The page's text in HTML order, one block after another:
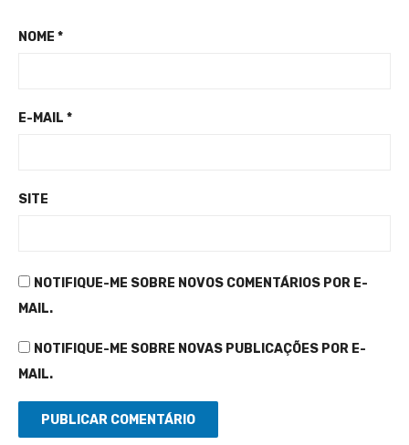
NOME *
E-MAIL *
SITE
NOTIFIQUE-ME SOBRE NOVOS COMENTÁRIOS POR E-
MAIL.
NOTIFIQUE-ME SOBRE NOVAS PUBLICAÇÕES POR E-
MAIL.